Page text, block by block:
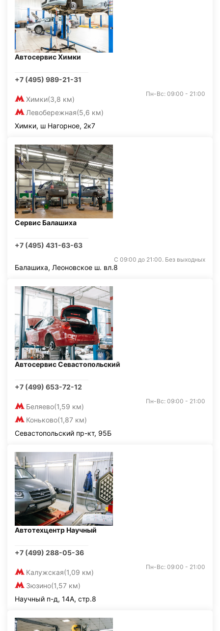
Автосервис Химки
+7 (495) 989-21-31
Химки(3,8 км)
Левобережная(5,6 км)
Пн-Вс: 09:00 - 21:00
Химки, ш Нагорное, 2к7
Сервис Балашиха
+7 (495) 431-63-63
С 09:00 до 21:00. Без выходных
Балашиха, Леоновское ш. вл.8
Автосервис Севастопольский
+7 (499) 653-72-12
Беляево(1,59 км)
Коньково(1,87 км)
Пн-Вс: 09:00 - 21:00
Севастопольский пр-кт, 95Б
Автотехцентр Научный
+7 (499) 288-05-36
Калужская(1,09 км)
Зюзино(1,57 км)
Пн-Вс: 09:00 - 21:00
Научный п-д, 14А, стр.8